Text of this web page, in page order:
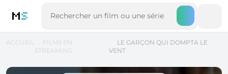
MS
ACCUEIL
FILMS EN
STREAMING
LE GARÇON QUI DOMPTA LE
VENT